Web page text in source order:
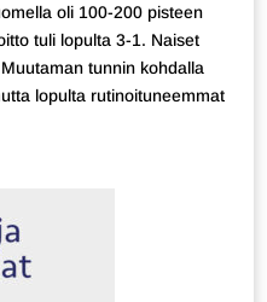
oli 100-200 pisteen
tuli lopulta 3-1. Naiset
tunnin kohdalla
lopulta rutinoituneemmat